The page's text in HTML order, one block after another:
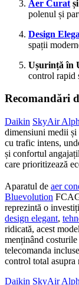
Aer Curat
polenul și
Design
spații
Ușurință în
control rapid
Recomandări
Daikin SkyAir
dimensiuni medii și
cu trafic intens,
și confortul
care prioritizează
Aparatul de aer
Bluevolution
reprezintă o
design elegant,
ridicată, acest
menținând
telecomanda
control total
Daikin SkyAir